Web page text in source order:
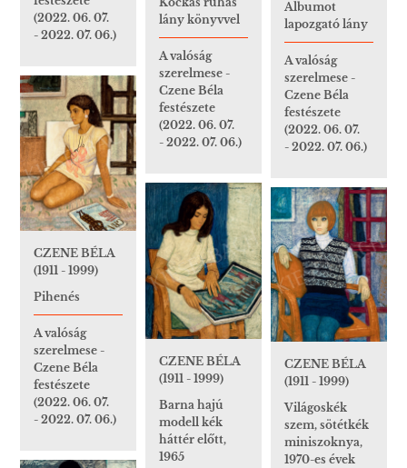
(2022. 06. 07.
- 2022. 07. 06.)
lány könyvvel
A valóság
szerelmese -
Czene Béla
festészete
(2022. 06. 07.
- 2022. 07. 06.)
Albumot
lapozgató lány
A valóság
szerelmese -
Czene Béla
festészete
(2022. 06. 07.
- 2022. 07. 06.)
CZENE BÉLA
(1911 - 1999)
Pihenés
A valóság
szerelmese -
Czene Béla
festészete
(2022. 06. 07.
- 2022. 07. 06.)
CZENE BÉLA
(1911 - 1999)
Barna hajú
modell kék
háttér előtt,
1965
CZENE BÉLA
(1911 - 1999)
Világoskék
szem, sötétkék
miniszoknya,
1970-es évek